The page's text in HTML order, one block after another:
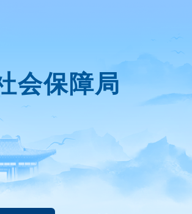
会保障局